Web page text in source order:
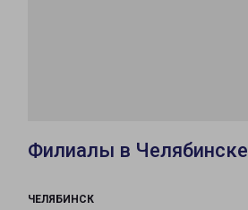
Филиалы в Челябинске
ЧЕЛЯБИНСК